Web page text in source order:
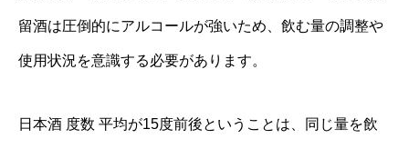
留酒は圧倒的にアルコールが強いため、飲む量の調整や
使用状況を意識する必要があります。
日本酒 度数 平均が15度前後ということは、同じ量を飲